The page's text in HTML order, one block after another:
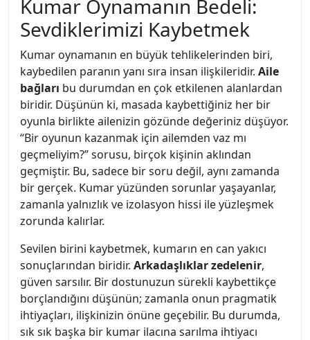
Kumar Oynamanın Bedeli:
Sevdiklerimizi Kaybetmek
Kumar oynamanın en büyük tehlikelerinden biri,
kaybedilen paranın yanı sıra insan ilişkileridir. Aile
bağları bu durumdan en çok etkilenen alanlardan
biridir. Düşünün ki, masada kaybettiğiniz her bir
oyunla birlikte ailenizin gözünde değeriniz düşüyor.
“Bir oyunun kazanmak için ailemden vaz mı
geçmeliyim?” sorusu, birçok kişinin aklından
geçmiştir. Bu, sadece bir soru değil, aynı zamanda
bir gerçek. Kumar yüzünden sorunlar yaşayanlar,
zamanla yalnızlık ve izolasyon hissi ile yüzleşmek
zorunda kalırlar.
Sevilen birini kaybetmek, kumarın en can yakıcı
sonuçlarından biridir. Arkadaşlıklar zedelenir,
güven sarsılır. Bir dostunuzun sürekli kaybettikçe
borçlandığını düşünün; zamanla onun pragmatik
ihtiyaçları, ilişkinizin önüne geçebilir. Bu durumda,
sık sık başka bir kumar ilacına sarılma ihtiyacı